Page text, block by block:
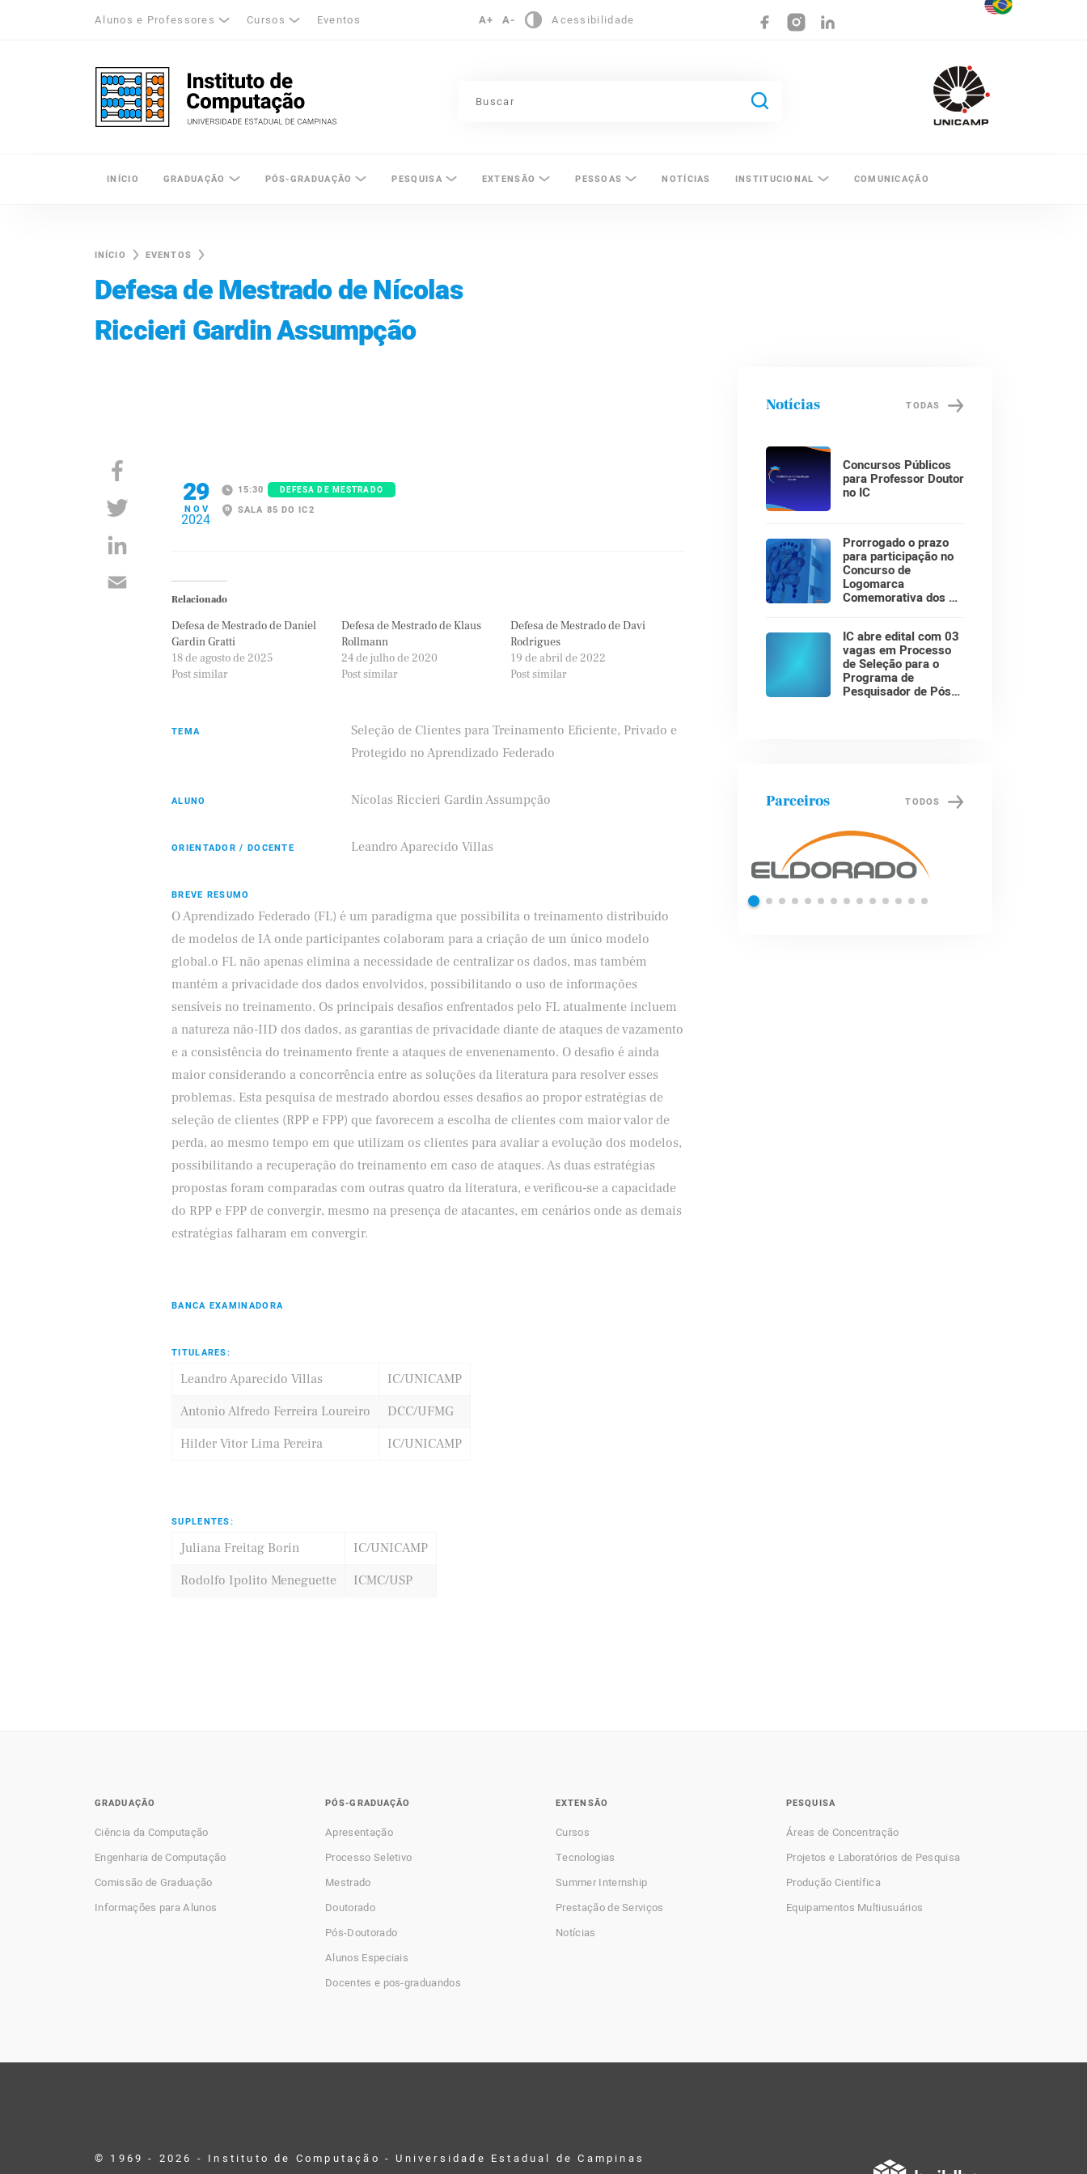
Alunos e Professores Cursos Eventos A+ A- Acessibilidade
Unicamp - Universidade Estadual de Campinas
INÍCIO GRADUAÇÃO PÓS-GRADUAÇÃO PESQUISA EXTENSÃO PESSOAS NOTÍCIAS INSTITUCIONAL COMUNICAÇÃO
INÍCIO EVENTOS
Defesa de Mestrado de Nícolas
Riccieri Gardin Assumpção
29
NOV
2024
15:30 DEFESA DE MESTRADO
SALA 85 DO IC2
Relacionado
Defesa de Mestrado de Daniel
Gardin Gratti
18 de agosto de 2025
Post similar
Defesa de Mestrado de Klaus
Rollmann
24 de julho de 2020
Post similar
Defesa de Mestrado de Davi
Rodrigues
19 de abril de 2022
Post similar
TEMA
Seleção de Clientes para Treinamento Eficiente, Privado e
Protegido no Aprendizado Federado
ALUNO Nícolas Riccieri Gardin Assumpção
ORIENTADOR / DOCENTE Leandro Aparecido Villas
BREVE RESUMO
O Aprendizado Federado (FL) é um paradigma que possibilita o treinamento distribuído
de modelos de IA onde participantes colaboram para a criação de um único modelo
global.o FL não apenas elimina a necessidade de centralizar os dados, mas também
mantém a privacidade dos dados envolvidos, possibilitando o uso de informações
sensíveis no treinamento. Os principais desafios enfrentados pelo FL atualmente incluem
a natureza não-IID dos dados, as garantias de privacidade diante de ataques de vazamento
e a consistência do treinamento frente a ataques de envenenamento. O desafio é ainda
maior considerando a concorrência entre as soluções da literatura para resolver esses
problemas. Esta pesquisa de mestrado abordou esses desafios ao propor estratégias de
seleção de clientes (RPP e FPP) que favorecem a escolha de clientes com maior valor de
perda, ao mesmo tempo em que utilizam os clientes para avaliar a evolução dos modelos,
possibilitando a recuperação do treinamento em caso de ataques. As duas estratégias
propostas foram comparadas com outras quatro da literatura, e verificou-se a capacidade
do RPP e FPP de convergir, mesmo na presença de atacantes, em cenários onde as demais
estratégias falharam em convergir.
BANCA EXAMINADORA
TITULARES:
Leandro Aparecido Villas
IC/UNICAMP
Antonio Alfredo Ferreira Loureiro
DCC/UFMG
Hilder Vitor Lima Pereira
IC/UNICAMP
SUPLENTES:
Juliana Freitag Borin
IC/UNICAMP
Rodolfo Ipolito Meneguette
ICMC/USP
Notícias TODAS
Concursos Públicos
para Professor Doutor
no IC
Prorrogado o prazo
para participação no
Concurso de
Logomarca
Comemorativa dos 30
IC abre edital com 03
vagas em Processo
de Seleção para o
Programa de
Pesquisador de Pós-
Parceiros TODOS
ifood Shell
GRADUAÇÃO
Ciência da Computação
Engenharia de Computação
Comissão de Graduação
Informações para Alunos
PÓS-GRADUAÇÃO
Apresentação
Processo Seletivo
Mestrado
Doutorado
Pós-Doutorado
Alunos Especiais
Docentes e pos-graduandos
EXTENSÃO
Cursos
Tecnologias
Summer Internship
Prestação de Serviços
Notícias
PESQUISA
Áreas de Concentração
Projetos e Laboratórios de Pesquisa
Produção Científica
Equipamentos Multiusuários
© 1969 - 2026 - Instituto de Computação - Universidade Estadual de Campinas
Desenvolvido por Buildbox